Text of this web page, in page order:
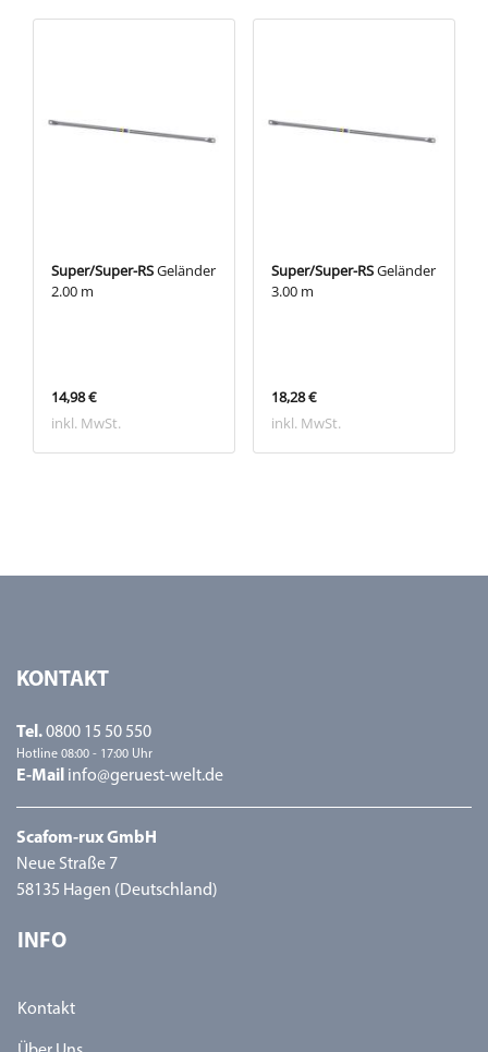
Super/Super-RSGeländer
2.00 m
14,98 €
inkl. MwSt.
Super/Super-RSGeländer
3.00 m
18,28 €
inkl. MwSt.
KONTAKT
Tel.0800 15 50 550
Hotline 08:00 - 17:00 Uhr
E-Mail info@geruest-welt.de
Scafom-rux GmbH
Neue Straße 7
58135 Hagen (Deutschland)
INFO
Kontakt